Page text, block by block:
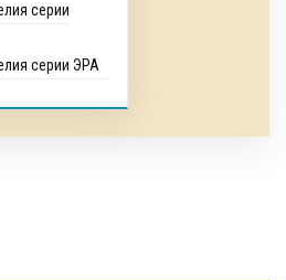
серии
серии ЭРА